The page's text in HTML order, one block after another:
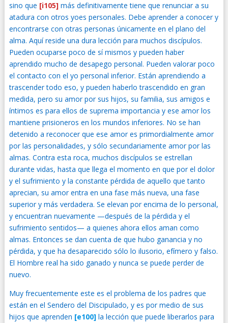
sino que [i105]más definitivamente tiene que renunciar a su
atadura con otros yoes personales. Debe aprender a conocer y
encontrarse con otras personas únicamente en el plano del
alma. Aquí reside una dura lección para muchos discípulos.
Pueden ocuparse poco de sí mismos y pueden haber
aprendido mucho de desapego personal. Pueden valorar poco
el contacto con el yo personal inferior. Están aprendiendo a
trascender todo eso, y pueden haberlo trascendido en gran
medida, pero su amor por sus hijos, su familia, sus amigos e
íntimos es para ellos de suprema importancia y ese amor los
mantiene prisioneros en los mundos inferiores. No se han
detenido a reconocer que ese amor es primordialmente amor
por las personalidades, y sólo secundariamente amor por las
almas. Contra esta roca, muchos discípulos se estrellan
durante vidas, hasta que llega el momento en que por el dolor
y el sufrimiento y la constante pérdida de aquello que tanto
aprecian, su amor entra en una fase más nueva, una fase
superior y más verdadera. Se elevan por encima de lo personal,
y encuentran nuevamente —después de la pérdida y el
sufrimiento sentidos— a quienes ahora ellos aman como
almas. Entonces se dan cuenta de que hubo ganancia y no
pérdida, y que ha desaparecido sólo lo ilusorio, efímero y falso.
El Hombre real ha sido ganado y nunca se puede perder de
nuevo.
Muy frecuentemente este es el problema de los padres que
están en el Sendero del Discipulado, y es por medio de sus
hijos que aprenden [e100]la lección que puede liberarlos para